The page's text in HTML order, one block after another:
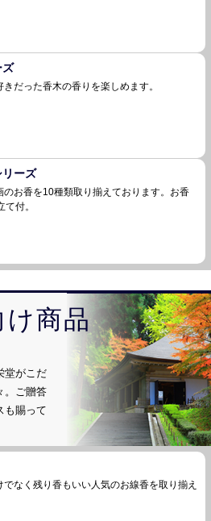
ズ
きだった香木の香りを楽しめます。
リーズ
のお香を10種類取り揃えております。お香
付。
け商品
堂がこだ
ご贈答
も賜って
でなく残り香もいい人気のお線香を取り揃え